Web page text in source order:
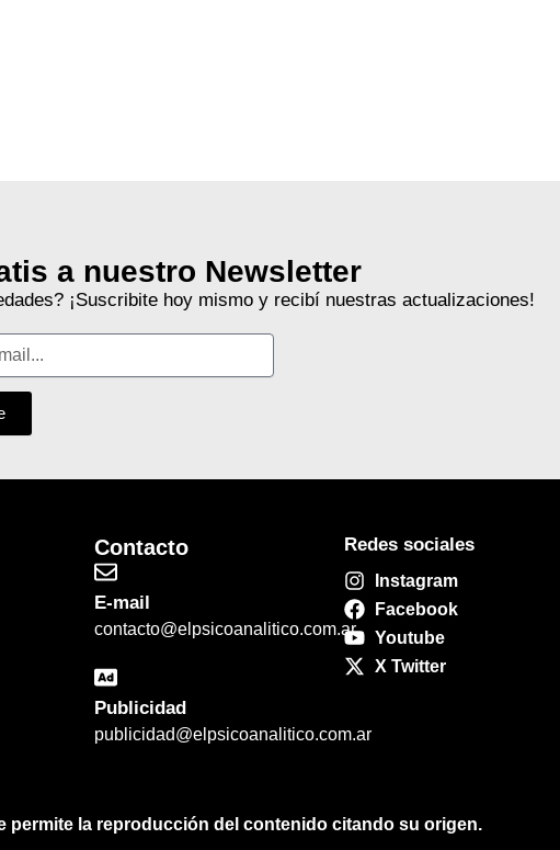
a nuestro Newsletter
¡Suscribite hoy mismo y recibí nuestras actualizaciones!
Contacto
E-mail
contacto@elpsicoanalitico.com.ar
Publicidad
publicidad@elpsicoanalitico.com.ar
Redes sociales
Instagram
Facebook
Youtube
X Twitter
permite la reproducción del contenido citando su origen.